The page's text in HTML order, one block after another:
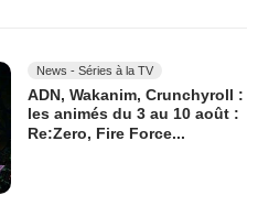
News - Séries à la TV
ADN, Wakanim, Crunchyroll :
les animés du 3 au 10 août :
Re:Zero, Fire Force...